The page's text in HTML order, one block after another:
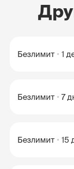
Безлимит 1
Безлимит 7
Безлимит 15